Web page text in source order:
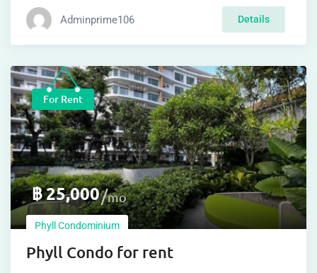
Adminprime106 Details
For Rent
฿25,000 mo
Phyll Condominium
Phyll Condo for rent